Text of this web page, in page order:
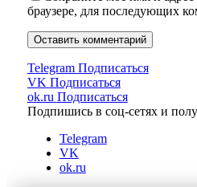
браузере, для последующих
Telegram Подписаться
VK Подписаться
ok.ru Подписаться
Подпишись в соц-сетях и
Telegram
VK
ok.ru